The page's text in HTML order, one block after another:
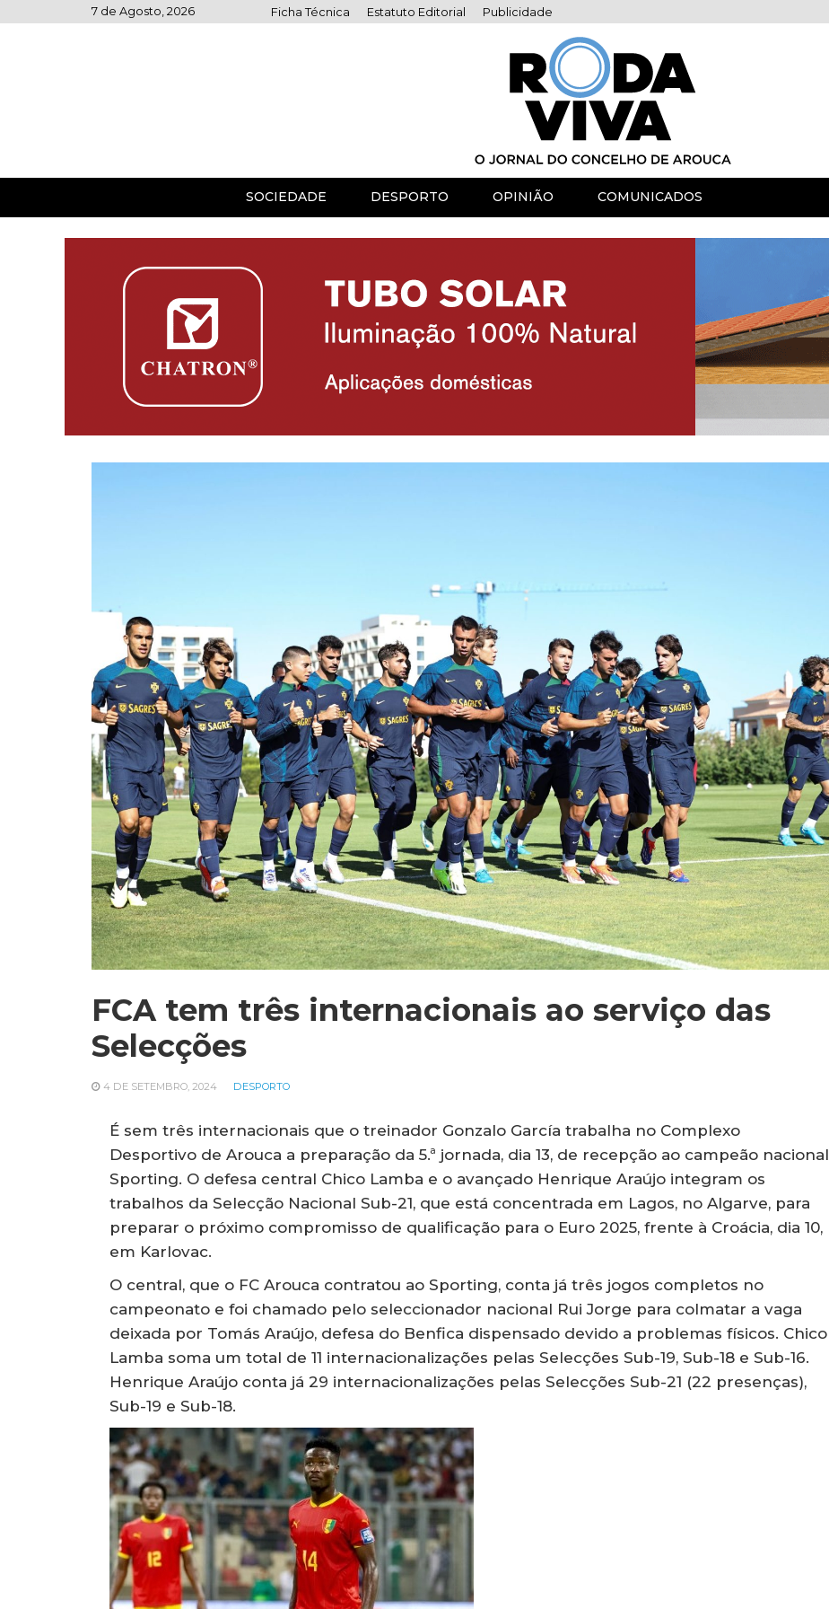
to
7 de Agosto, 2026 Ficha Técnica Estatuto Editorial Publicidade
SOCIEDADE DESPORTO OPINIÃO COMUNICADOS
FCA tem três internacionais ao serviço das
Selecções
4 DE SETEMBRO, 2024 DESPORTO
É sem três internacionais que o treinador Gonzalo García trabalha no Complexo
Desportivo de Arouca a preparação da 5.ª jornada, dia 13, de recepção ao campeão nacional
Sporting. O defesa central Chico Lamba e o avançado Henrique Araújo integram os
trabalhos da Selecção Nacional Sub-21, que está concentrada em Lagos, no Algarve, para
preparar o próximo compromisso de qualificação para o Euro 2025, frente à Croácia, dia 10,
em Karlovac.
O central, que o FC Arouca contratou ao Sporting, conta já três jogos completos no
campeonato e foi chamado pelo seleccionador nacional Rui Jorge para colmatar a vaga
deixada por Tomás Araújo, defesa do Benfica dispensado devido a problemas físicos. Chico
Lamba soma um total de 11 internacionalizações pelas Selecções Sub-19, Sub-18 e Sub-16.
Henrique Araújo conta já 29 internacionalizações pelas Selecções Sub-21 (22 presenças),
Sub-19 e Sub-18.